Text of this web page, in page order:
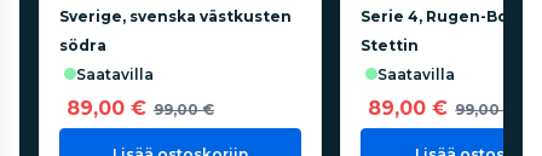
Sverige, svenska västkusten
södra
saatavilla
89,00 € 99,00 €
Serie 4, Rugen-
Stettin
saatavilla
89,00 € 99,00 €